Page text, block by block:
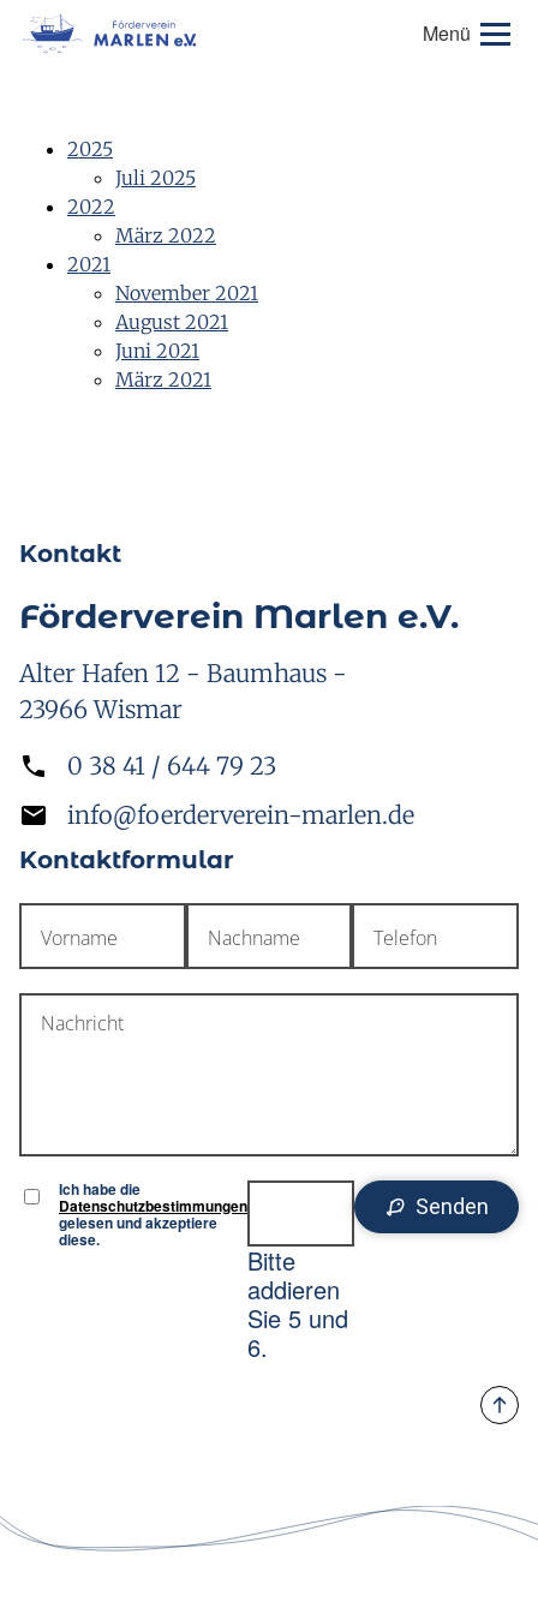
Menü
2025
Juli 2025
2022
März 2022
2021
November 2021
August 2021
Juni 2021
März 2021
Kontakt
Förderverein Marlen e.V.
Alter Hafen 12 - Baumhaus -
23966 Wismar
0 38 41 / 644 79 23
info@foerderverein-marlen.de
Kontaktformular
Ich habe die
Datenschutzbestimmungen
gelesen und akzeptiere
diese.
Bitte
addieren
Sie 5 und
6.
Senden